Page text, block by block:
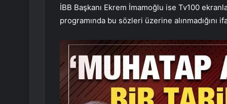
İBB Başkanı Ekrem İmamoğlu ise Tv100
programında bu sözleri üzerine alınmadığını